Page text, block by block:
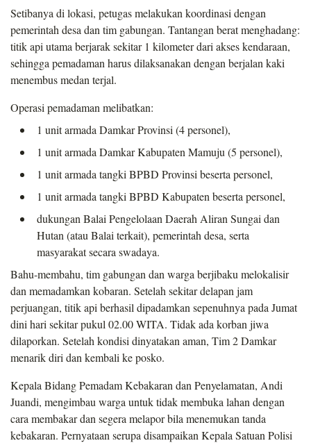
Setibanya di lokasi, petugas melakukan koordinasi dengan
pemerintah desa dan tim gabungan. Tantangan berat menghadang:
titik api utama berjarak sekitar 1 kilometer dari akses kendaraan,
sehingga pemadaman harus dilaksanakan dengan berjalan kaki
menembus medan terjal.
Operasi pemadaman melibatkan:
1 unit armada Damkar Provinsi (4 personel),
1 unit armada Damkar Kabupaten Mamuju (5 personel),
1 unit armada tangki BPBD Provinsi beserta personel,
1 unit armada tangki BPBD Kabupaten beserta personel,
dukungan Balai Pengelolaan Daerah Aliran Sungai dan
Hutan (atau Balai terkait), pemerintah desa, serta
masyarakat secara swadaya.
Bahu-membahu, tim gabungan dan warga berjibaku melokalisir
dan memadamkan kobaran. Setelah sekitar delapan jam
perjuangan, titik api berhasil dipadamkan sepenuhnya pada Jumat
dini hari sekitar pukul 02.00 WITA. Tidak ada korban jiwa
dilaporkan. Setelah kondisi dinyatakan aman, Tim 2 Damkar
menarik diri dan kembali ke posko.
Kepala Bidang Pemadam Kebakaran dan Penyelamatan, Andi
Juandi, mengimbau warga untuk tidak membuka lahan dengan
cara membakar dan segera melapor bila menemukan tanda
kebakaran. Pernyataan serupa disampaikan Kepala Satuan Polisi